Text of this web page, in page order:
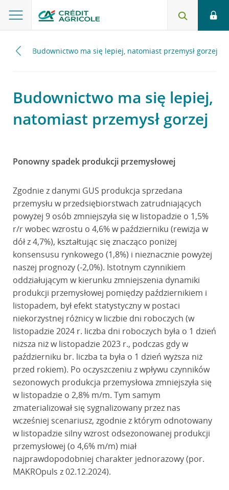
2024 Budownictwo ma się lepiej, natomiast przemysł gorzej
Budownictwo ma się lepiej,
natomiast przemysł gorzej
Ponowny spadek produkcji przemysłowej
Zgodnie z danymi GUS produkcja sprzedana
przemysłu w przedsiębiorstwach zatrudniających
powyżej 9 osób zmniejszyła się w listopadzie o 1,5%
r/r wobec wzrostu o 4,6% w październiku (rewizja w
dół z 4,7%), kształtując się znacząco poniżej
konsensusu rynkowego (1,8%) i nieznacznie powyżej
naszej prognozy (-2,0%). Istotnym czynnikiem
oddziałującym w kierunku zmniejszenia dynamiki
produkcji przemysłowej pomiędzy październikiem i
listopadem, był efekt statystyczny w postaci
niekorzystnej różnicy w liczbie dni roboczych (w
listopadzie 2024 r. liczba dni roboczych była o 1 dzień
niższa niż w listopadzie 2023 r., podczas gdy w
październiku br. liczba ta była o 1 dzień wyższa niż
przed rokiem). Po oczyszczeniu z wpływu czynników
sezonowych produkcja przemysłowa zmniejszyła się
w listopadzie o 2,8% m/m. Tym samym
zmaterializował się sygnalizowany przez nas
wcześniej scenariusz, zgodnie z którym odnotowany
w listopadzie silny wzrost odsezonowanej produkcji
przemysłowej (o 4,6% m/m) miał
najprawdopodobniej charakter jednorazowy (por.
MAKROpuls z 02.12.2024).